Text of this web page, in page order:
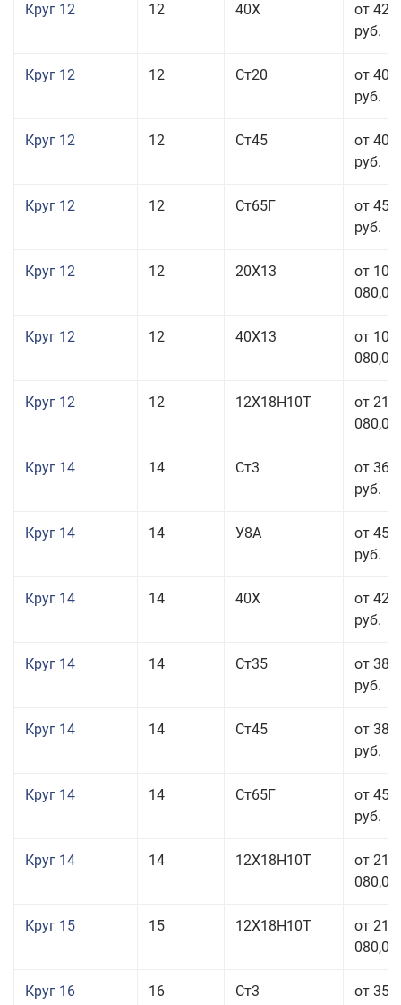
Круг 12 12 40Х
от 42
руб.
Круг 12 12 Ст20
от 40
руб.
Круг 12 12 Ст45
от 40
руб.
Круг 12 12 Ст65Г
от 45
руб.
Круг 12 12 20Х13
от 103
080,00
Круг 12 12 40Х13
от 103
080,00
Круг 12 12 12Х18Н10Т
от 212
080,00
Круг 14 14 Ст3
от 36
руб.
Круг 14 14 У8А
от 45
руб.
Круг 14 14 40Х
от 42
руб.
Круг 14 14 Ст35
от 38
руб.
Круг 14 14 Ст45
от 38
руб.
Круг 14 14 Ст65Г
от 45
руб.
Круг 14 14 12Х18Н10Т
от 211
080,00
Круг 15 15 12Х18Н10Т
от 211
080,00
Круг 16 16 Ст3
от 35